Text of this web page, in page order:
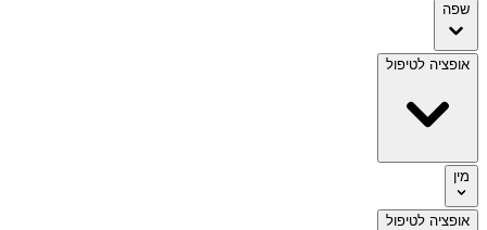
שפה
אופציה לטיפול
מין
אופציה לטיפול